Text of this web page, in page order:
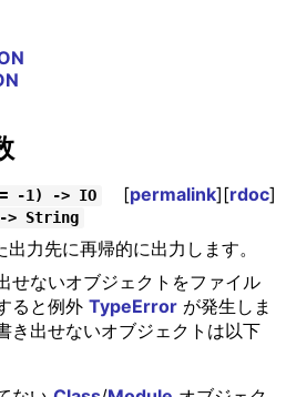
-1) -> IO [permalink][rdoc]
> String
力先に再帰的に出力します。
せないオブジェクトをファイル
ると例外 TypeErrorが発生しま
き出せないオブジェクトは以下